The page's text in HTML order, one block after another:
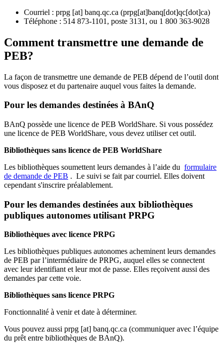
Courriel : prpg [at] banq.qc.ca (prpg[at]banq[dot]qc[dot]ca)
Téléphone : 514 873-1101, poste 3131, ou 1 800 363-9028
Comment transmettre une demande de
PEB?
La façon de transmettre une demande de PEB dépend de l’outil dont
vous disposez et du partenaire auquel vous faites la demande.
Pour les demandes destinées à BAnQ
BAnQ possède une licence de PEB WorldShare. Si vous possédez
une licence de PEB WorldShare, vous devez utiliser cet outil.
Bibliothèques sans licence de PEB WorldShare
Les bibliothèques soumettent leurs demandes à l’aide du formulaire
de demande de PEB . Le suivi se fait par courriel. Elles doivent
cependant s'inscrire préalablement.
Pour les demandes destinées aux bibliothèques
publiques autonomes utilisant PRPG
Bibliothèques avec licence PRPG
Les bibliothèques publiques autonomes acheminent leurs demandes
de PEB par l’intermédiaire de PRPG, auquel elles se connectent
avec leur identifiant et leur mot de passe. Elles reçoivent aussi des
demandes par cette voie.
Bibliothèques sans licence PRPG
Fonctionnalité à venir et date à déterminer.
Vous pouvez aussi prpg [at] banq.qc.ca (communiquer avec l’équipe
du prêt entre bibliothèques de BAnQ).